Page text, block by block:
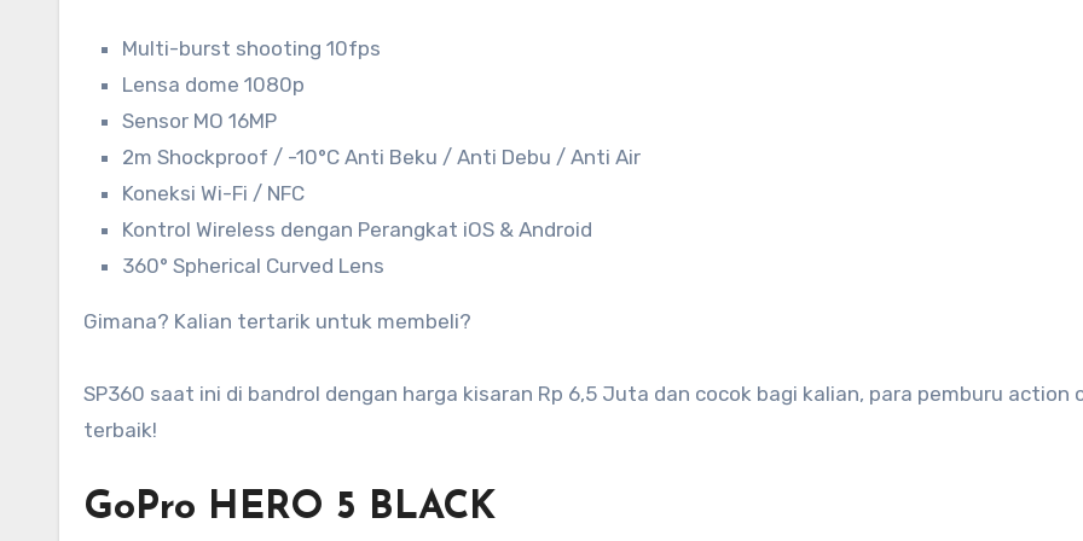
Multi-burst shooting 10fps
Lensa dome 1080p
Sensor MO 16MP
2m Shockproof / -10°C Anti Beku / Anti Debu / Anti Air
Koneksi Wi-Fi / NFC
Kontrol Wireless dengan Perangkat iOS & Android
360° Spherical Curved Lens
Gimana? Kalian tertarik untuk membeli?
SP360 saat ini di bandrol dengan harga kisaran Rp 6,5 Juta dan cocok bagi kalian, para pemburu action
terbaik!
GoPro HERO 5 BLACK